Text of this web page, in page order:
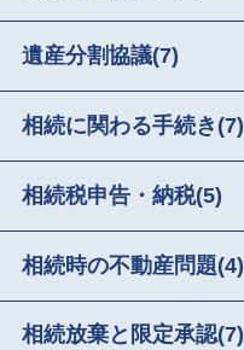
遺産分割協議(7)
相続に関わる手続き (7)
相続税申告・納税(5)
相続時の不動産問題(4)
相続放棄と限定承認(7)